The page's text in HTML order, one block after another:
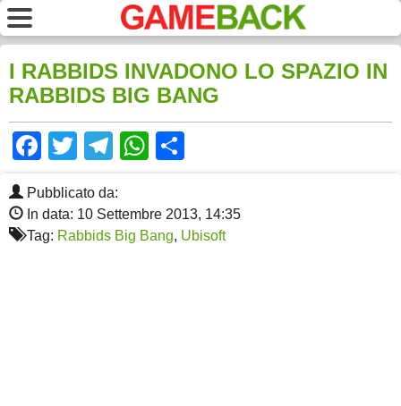
I RABBIDS INVADONO LO SPAZIO IN
RABBIDS BIG BANG
Facebook
TwitterTelegram
WhatsApp
Pubblicato da:
In data: 10 Settembre 2013, 14:35
Tag: Rabbids Big Bang, Ubisoft